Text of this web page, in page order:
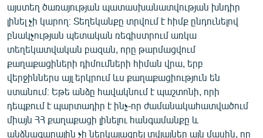
այստեղ ծառայության պատասխանատվության խնդիր
լինել չի կարող։ Տեղեկանքը տրվում է հիմք ընդունելով
բնակչության պետական ռեգիստրում առկա
տեղեկատվական բազան, որը թարմացվում
քաղաքացիների դիմումների հիման վրա, երբ
վերջիններս այլ երկրում ևս քաղաքացիություն են
ստանում։ Եթե անձը հավակնում է պաշտոնի, որի
դեպքում է պարտադիր է ինչ-որ ժամանակահատվածում
միայն ՀՀ քաղաքացի լինելու հանգամանքը և
անձնագարային չի ներկայացրել տվյալներ այն մասին, որ